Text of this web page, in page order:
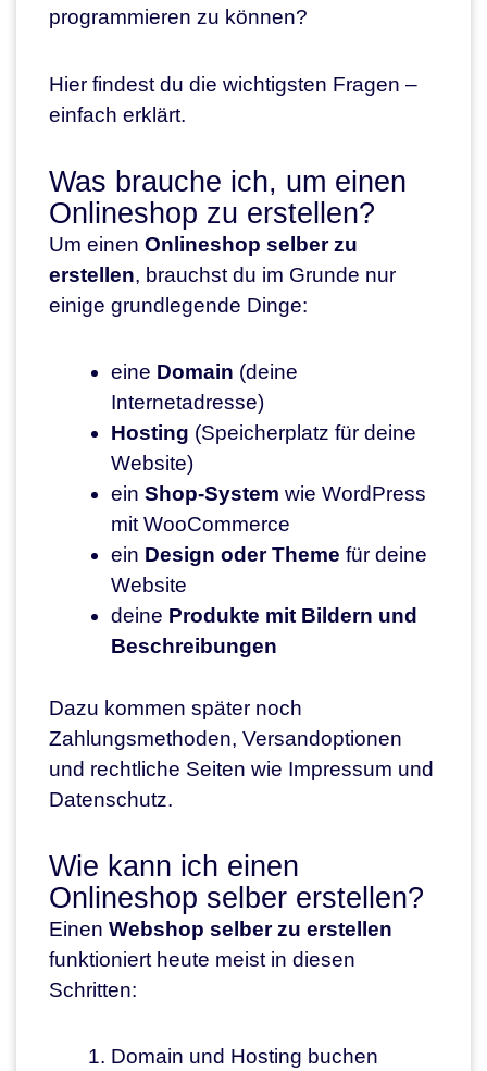
programmieren zu können?
Hier findest du die wichtigsten Fragen –
einfach erklärt.
Was brauche ich, um einen
Onlineshop zu erstellen?
Um einen Onlineshop selber zu
erstellen, brauchst du im Grunde nur
einige grundlegende Dinge:
eine Domain (deine
Internetadresse)
Hosting (Speicherplatz für deine
Website)
ein Shop-System wie WordPress
mit WooCommerce
ein Design oder Theme für deine
Website
deine Produkte mit Bildern und
Beschreibungen
Dazu kommen später noch
Zahlungsmethoden, Versandoptionen
und rechtliche Seiten wie Impressum und
Datenschutz.
Wie kann ich einen
Onlineshop selber erstellen?
Einen Webshop selber zu erstellen
funktioniert heute meist in diesen
Schritten:
Domain und Hosting buchen